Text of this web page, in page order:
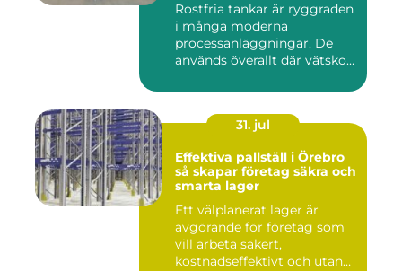
Rostfria tankar är ryggraden
i många moderna
processanläggningar. De
används överallt där vätskor,
31. jul
Effektiva pallställ i Örebro
så skapar företag säkra och
smarta lager
Ett välplanerat lager är
avgörande för företag som
vill arbeta säkert,
kostnadseffektivt och utan